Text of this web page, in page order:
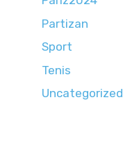
Partizan
Sport
Tenis
Uncategorized